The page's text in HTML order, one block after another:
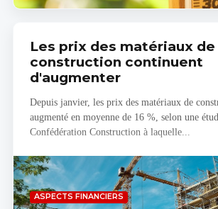
Les prix des matériaux de
construction continuent
d'augmenter
Depuis janvier, les prix des matériaux de
augmenté en moyenne de 16 %, selon une
Confédération Construction à laquelle...
ASPECTS FINANCIERS